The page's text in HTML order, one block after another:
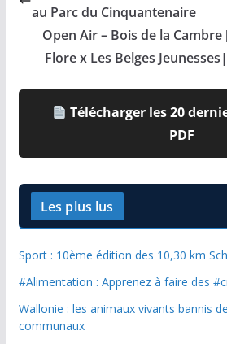
au Parc du Cinquantenaire
Open Air – Bois de la
Flore x Les Belges Jeunesses|
Télécharger les 20
PDF
Les plus lus
Sport : 10ème édition des 10,30 km
#Alimentation : Apprenez à faire des
Wallonie : les animaux vivants bannis
communaux